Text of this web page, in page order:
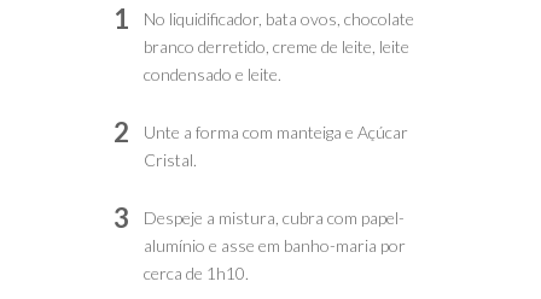
1
No liquidificador, bata ovos, chocolate
branco derretido, creme de leite, leite
condensado e leite.
2
Unte a forma com manteiga e Açúcar
Cristal.
3
Despeje a mistura, cubra com papel-
alumínio e asse em banho-maria por
cerca de 1h10.